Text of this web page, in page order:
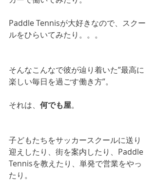
Paddle Tennisが大好きなので、スクー
ルをひらいてみたり。。。
そんなこんなで彼が辿り着いた”最高に
楽しい毎日を過ごす働き方”。
それは、 何でも屋。
子どもたちをサッカースクールに送り
迎えしたり、街を案内したり、Paddle
Tennisを教えたり、単発で営業をやっ
たり。